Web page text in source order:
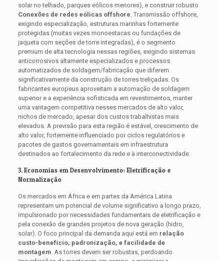
solar no telhado, parques eólicos menores), e construir robusto
Conexões de redes eólicas offshore . Transmissão offshore,
exigindo especialização, estruturas marinhas fortemente
protegidas (muitas vezes monoestacas ou fundações de
jaqueta com seções de torre integradas), é o segmento
premium de alta tecnologia nessas regiões, exigindo sistemas
anticorrosivos altamente especializados e processos
automatizados de soldagem/fabricação que diferem
significativamente da construção de torres treliçadas. Os
fabricantes europeus aproveitam a automação de soldagem
superior e a experiência sofisticada em revestimentos, manter
uma vantagem competitiva nesses mercados de alto valor,
nichos de mercado, apesar dos custos trabalhistas mais
elevados. A previsão para esta região é estável, crescimento de
alto valor, fortemente influenciado por ciclos regulatórios e
pacotes de gastos governamentais em infraestrutura
destinados ao fortalecimento da rede e à interconectividade.
3. Economias em Desenvolvimento: Eletrificação e
Normalização
Os mercados em África e em partes da América Latina
representam um potencial de volume significativo a longo prazo,
impulsionado por necessidades fundamentais de eletrificação e
pela conexão de grandes projetos de nova geração (hidro,
solar). O foco principal da demanda aqui está em relação
custo-benefício, padronização, e facilidade de
montagem . As torres devem ser robustas, perdoando